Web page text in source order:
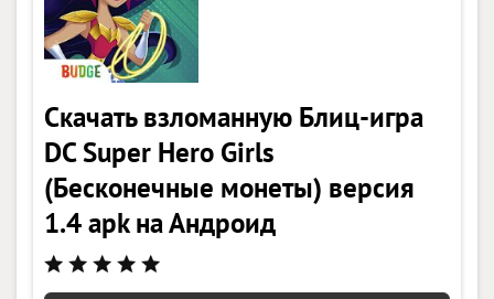
Скачать взломанную Блиц-игра
DC Super Hero Girls
(Бесконечные монеты) версия
1.4 apk на Андроид